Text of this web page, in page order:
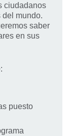
ciudadanos
mundo.
saber
en sus
puesto